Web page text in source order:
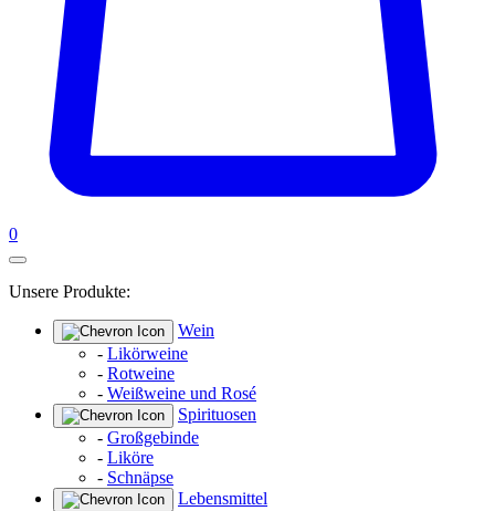
0
Unsere Produkte:
Wein
- Likörweine
- Rotweine
- Weißweine und Rosé
Spirituosen
- Großgebinde
- Liköre
- Schnäpse
Lebensmittel